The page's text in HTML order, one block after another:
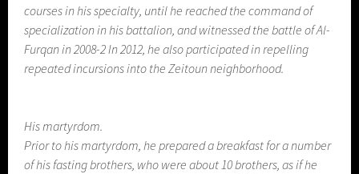
courses in his specialty, until he reached the command of
specialization in his battalion, and witnessed the battle of Al-
Furqan in 2008-2 In 2012, he also participated in repelling
repeated incursions into the Zeitoun neighborhood.
His martyrdom.
Prior to his martyrdom, he prepared a breakfast for a number
of his fasting brothers, who were about 10 brothers, as if he